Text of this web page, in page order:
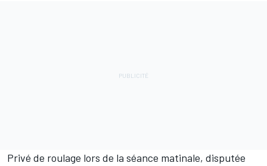
Privé de roulage lors de la séance matinale, disputée